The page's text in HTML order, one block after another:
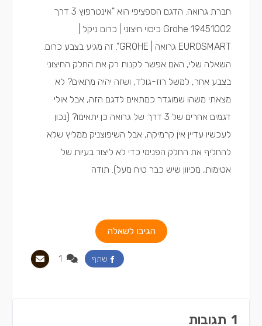
חברת גרואה. הדגם הספציפי הוא "אינטרפוץ 3 דרך
Grohe 19451002 כיסוי חיצוני | כרום ניקל |
EUROSMART גרואה | GROHE". זה מגיע בצבע כרום.
השאלה שלי, האם אפשר לקנות רק את החלק החיצוני
בצבע אחר, למשל רוז-גולד, ושזה יהיה מתאים? לא
מצאתי משהו שמוגדר כמתאים לדגם הזה, אבל אולי
דגמים אחרים של 3 דרך של גרואה כן יתאימו? (נכון
לעכשיו עדיין אין קרמיקה, אבל השיפוצניק ממליץ שלא
להחליף את החלק הפנימי כדי לא ליצור בעיות של
אטימות, מכיוון שיש כבר טיח מעל). תודה
הגיבו לשאלה
שתף
1 תגובות